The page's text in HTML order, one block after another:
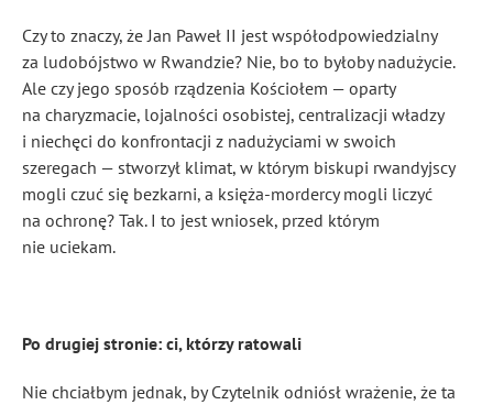
Czy to znaczy, że Jan Paweł II jest współodpowiedzialny
za ludobójstwo w Rwandzie? Nie, bo to byłoby nadużycie.
Ale czy jego sposób rządzenia Kościołem — oparty
na charyzmacie, lojalności osobistej, centralizacji władzy
i niechęci do konfrontacji z nadużyciami w swoich
szeregach — stworzył klimat, w którym biskupi rwandyjscy
mogli czuć się bezkarni, a księża-mordercy mogli liczyć
na ochronę? Tak. I to jest wniosek, przed którym
nie uciekam.
Po drugiej stronie: ci, którzy ratowali
Nie chciałbym jednak, by Czytelnik odniósł wrażenie, że ta